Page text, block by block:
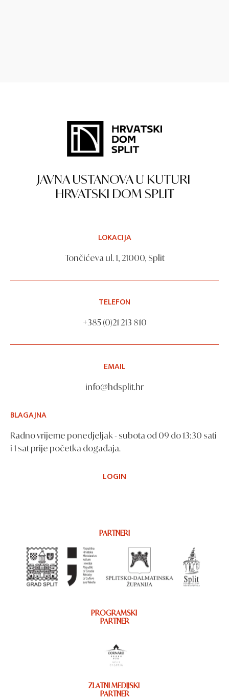
JAVNA USTANOVA U KUTURI
HRVATSKI DOM SPLIT
LOKACIJA
Tončićeva ul. 1, 21000, Split
TELEFON
+385 (0)21 213 810
EMAIL
info@hdsplit.hr
BLAGAJNA
Radno vrijeme ponedjeljak - subota od 09 do 13:30 sati
i 1 sat prije početka događaja.
LOGIN
PARTNERI
PROGRAMSKI
PARTNER
ZLATNI MEDIJSKI
PARTNER